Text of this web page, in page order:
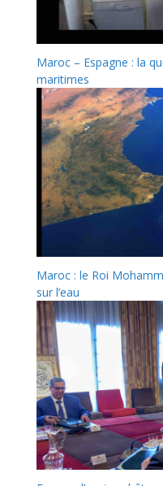
Maroc – Espagne : la
maritimes
Maroc : le Roi
sur l’eau